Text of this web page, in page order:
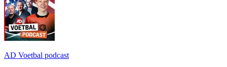
AD Voetbal podcast